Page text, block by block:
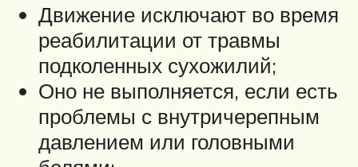
Движение исключают во время
реабилитации от травмы
подколенных сухожилий;
Оно не выполняется, если есть
проблемы с внутричерепным
давлением или головными